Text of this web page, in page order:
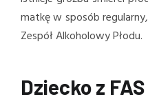
matkę w sposób
Zespół Alkoholowy Płodu.
Dziecko z FAS